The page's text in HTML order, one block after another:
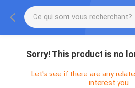
Sorry! This product is no
Let's see if there are any
interest you